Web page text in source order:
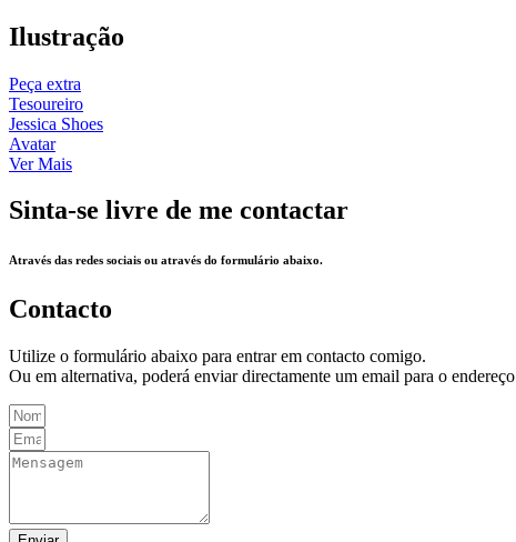
Ilustração
Peça extra
Tesoureiro
Jessica Shoes
Avatar
Ver Mais
Sinta-se livre de me contactar
Através das redes sociais ou através do formulário abaixo.
Contacto
Utilize o formulário abaixo para entrar em contacto comigo.
Ou em alternativa, poderá enviar directamente um email para o endereço